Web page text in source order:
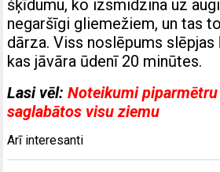
šķīdumu, ko izsmidzina uz
negaršīgi gliemežiem, un tas
dārza. Viss noslēpums
kas jāvāra ūdenī 20 minūtes.
Lasi vēl:Noteikumi
saglabātos visu ziemu
Arī interesanti